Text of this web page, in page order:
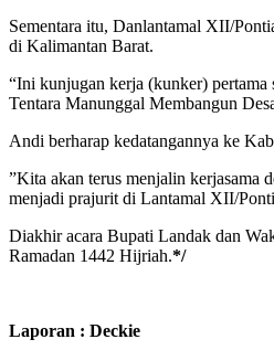
Sementara itu, Danlantamal XII/
di Kalimantan Barat.
“Ini kunjugan kerja (kunker) pertama
Tentara Manunggal Membangun
Andi berharap kedatangannya ke
”Kita akan terus menjalin kerjasama
menjadi prajurit di Lantamal XII/
Diakhir acara Bupati Landak dan
Ramadan 1442 Hijriah.*/
Laporan : Deckie